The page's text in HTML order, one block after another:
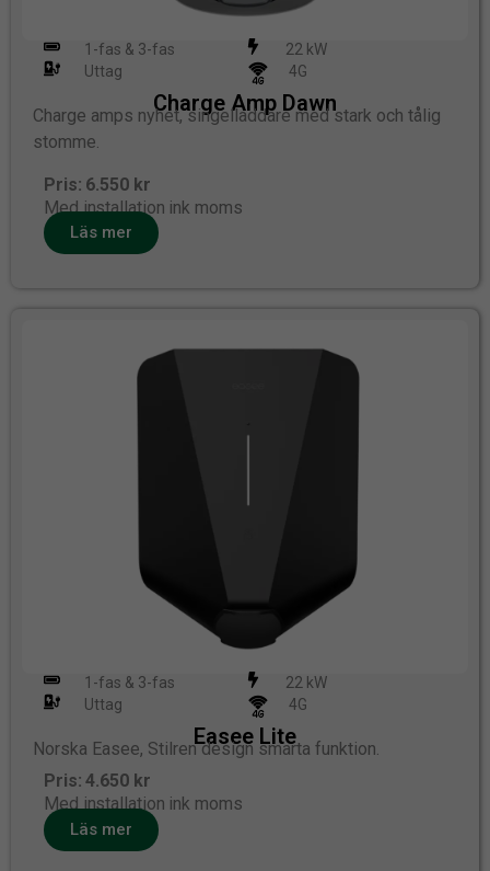
1-fas & 3-fas
22 kW
Uttag
4G
Charge Amp Dawn
Charge amps nyhet, singelladdare med stark och tålig
stomme.
Pris: 6.550 kr
Med installation ink moms
Läs mer
1-fas & 3-fas
22 kW
Uttag
4G
Easee Lite
Norska Easee, Stilren design smarta funktion.
Pris: 4.650 kr
Med installation ink moms
Läs mer